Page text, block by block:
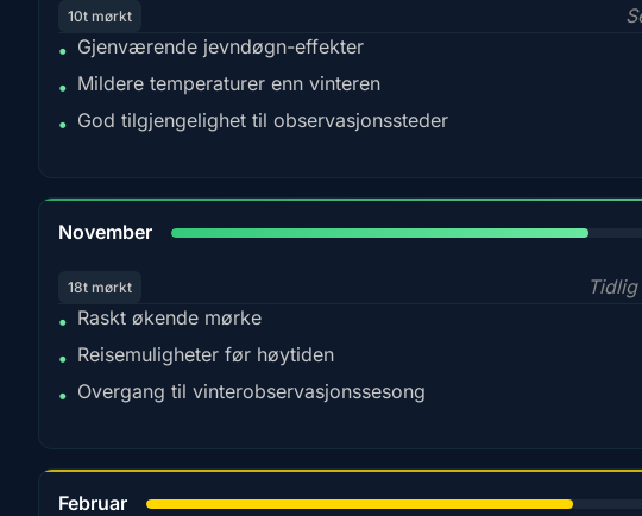
10t mørkt
• Gjenværende jevndøgn-effekter
• Mildere temperaturer enn vinteren
• God tilgjengelighet til observasjonssteder
November
18t mørkt
• Raskt økende mørke
• Reisemuligheter før høytiden
• Overgang til vinterobservasjonssesong
Februar